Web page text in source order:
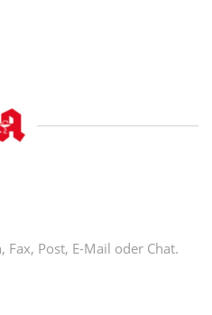
Fax, Post, E-Mail oder Chat.